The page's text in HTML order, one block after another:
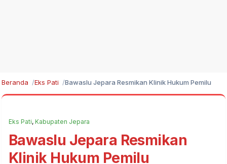
Beranda Eks Pati Bawaslu Jepara Resmikan Klinik Hukum Pemilu
Eks Pati, Kabupaten Jepara
Bawaslu Jepara Resmikan
Klinik Hukum Pemilu